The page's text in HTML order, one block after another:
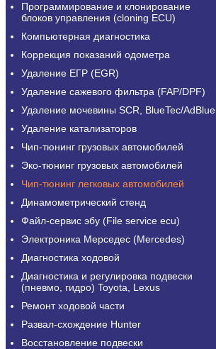
Программирование и клонирование
блоков управления (cloning ECU)
Компьютерная диагностика
Коррекция показаний одометра
Удаление ЕГР (EGR)
Удаление сажевого фильтра (FAP/DPF)
Удаление мочевины SCR, BlueTec/AdBlue
Удаление катализаторов
Чип-тюнинг грузовых автомобилей
Эко-тюнинг грузовых автомобилей
Чип-тюнинг легковых автомобилей
Динамометрический стенд
Файл-сервис эбу (File service ecu)
Электроника Мерседес (Mercedes)
Диагностика ходовой
Диагностика и регулировка подвески
(пневмо, гидро) Toyota, Lexus
Ремонт ходовой части
Развал-схождение Hunter
Восстановление подвески